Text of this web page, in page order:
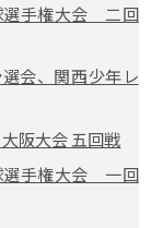
選手権大会 二回
会、関西少年レ
阪大会 五回戦
選手権大会 一回